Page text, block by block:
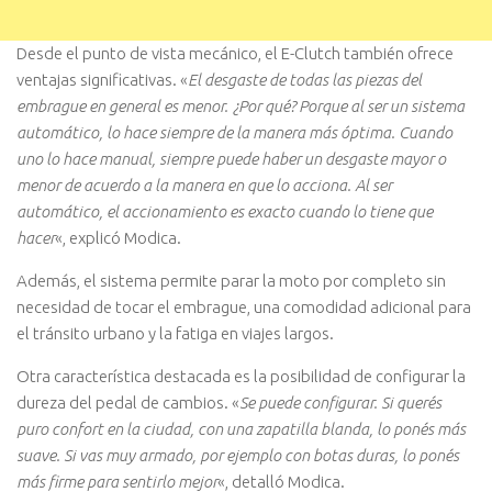
Desde el punto de vista mecánico, el E-Clutch también ofrece
ventajas significativas. «El desgaste de todas las piezas del
embrague en general es menor. ¿Por qué? Porque al ser un sistema
automático, lo hace siempre de la manera más óptima. Cuando
uno lo hace manual, siempre puede haber un desgaste mayor o
menor de acuerdo a la manera en que lo acciona. Al ser
automático, el accionamiento es exacto cuando lo tiene que
hacer«, explicó Modica.
Además, el sistema permite parar la moto por completo sin
necesidad de tocar el embrague, una comodidad adicional para
el tránsito urbano y la fatiga en viajes largos.
Otra característica destacada es la posibilidad de configurar la
dureza del pedal de cambios. «Se puede configurar. Si querés
puro confort en la ciudad, con una zapatilla blanda, lo ponés más
suave. Si vas muy armado, por ejemplo con botas duras, lo ponés
más firme para sentirlo mejor«, detalló Modica.